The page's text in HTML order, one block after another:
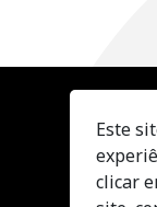
Este
clicar